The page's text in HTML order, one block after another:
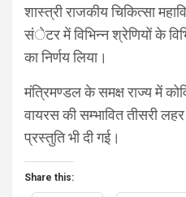
शास्त्री राजकीय चिकित्सा
संेटर में विभिन्न श्रेणियों के
का निर्णय लिया।
मंत्रिमण्डल के समक्ष राज्य में
वायरस की सम्भावित तीसरी
प्रस्तुति भी दी गई।
Share this: